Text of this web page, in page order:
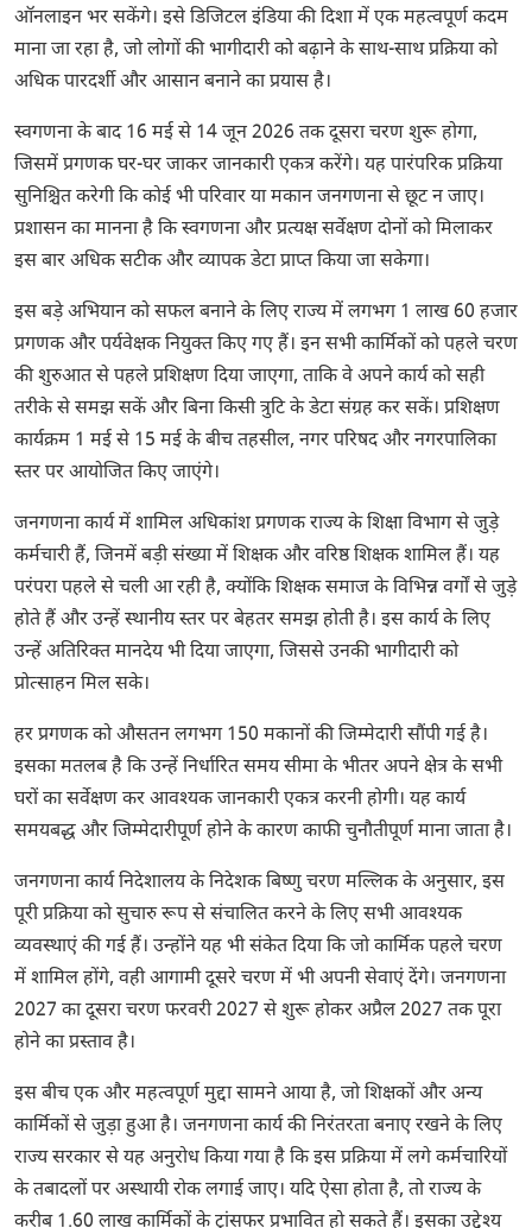
ऑनलाइन भर सकेंगे। इसे डिजिटल इंडिया की दिशा में एक महत्वपूर्ण कदम
माना जा रहा है, जो लोगों की भागीदारी को बढ़ाने के साथ-साथ प्रक्रिया को
अधिक पारदर्शी और आसान बनाने का प्रयास है।
स्वगणना के बाद 16 मई से 14 जून 2026 तक दूसरा चरण शुरू होगा,
जिसमें प्रगणक घर-घर जाकर जानकारी एकत्र करेंगे। यह पारंपरिक प्रक्रिया
सुनिश्चित करेगी कि कोई भी परिवार या मकान जनगणना से छूट न जाए।
प्रशासन का मानना है कि स्वगणना और प्रत्यक्ष सर्वेक्षण दोनों को मिलाकर
इस बार अधिक सटीक और व्यापक डेटा प्राप्त किया जा सकेगा।
इस बड़े अभियान को सफल बनाने के लिए राज्य में लगभग 1 लाख 60 हजार
प्रगणक और पर्यवेक्षक नियुक्त किए गए हैं। इन सभी कार्मिकों को पहले चरण
की शुरुआत से पहले प्रशिक्षण दिया जाएगा, ताकि वे अपने कार्य को सही
तरीके से समझ सकें और बिना किसी त्रुटि के डेटा संग्रह कर सकें। प्रशिक्षण
कार्यक्रम 1 मई से 15 मई के बीच तहसील, नगर परिषद और नगरपालिका
स्तर पर आयोजित किए जाएंगे।
जनगणना कार्य में शामिल अधिकांश प्रगणक राज्य के शिक्षा विभाग से जुड़े
कर्मचारी हैं, जिनमें बड़ी संख्या में शिक्षक और वरिष्ठ शिक्षक शामिल हैं। यह
परंपरा पहले से चली आ रही है, क्योंकि शिक्षक समाज के विभिन्न वर्गों से जुड़े
होते हैं और उन्हें स्थानीय स्तर पर बेहतर समझ होती है। इस कार्य के लिए
उन्हें अतिरिक्त मानदेय भी दिया जाएगा, जिससे उनकी भागीदारी को
प्रोत्साहन मिल सके।
हर प्रगणक को औसतन लगभग 150 मकानों की जिम्मेदारी सौंपी गई है।
इसका मतलब है कि उन्हें निर्धारित समय सीमा के भीतर अपने क्षेत्र के सभी
घरों का सर्वेक्षण कर आवश्यक जानकारी एकत्र करनी होगी। यह कार्य
समयबद्ध और जिम्मेदारीपूर्ण होने के कारण काफी चुनौतीपूर्ण माना जाता है।
जनगणना कार्य निदेशालय के निदेशक बिष्णु चरण मल्लिक के अनुसार, इस
पूरी प्रक्रिया को सुचारु रूप से संचालित करने के लिए सभी आवश्यक
व्यवस्थाएं की गई हैं। उन्होंने यह भी संकेत दिया कि जो कार्मिक पहले चरण
में शामिल होंगे, वही आगामी दूसरे चरण में भी अपनी सेवाएं देंगे। जनगणना
2027 का दूसरा चरण फरवरी 2027 से शुरू होकर अप्रैल 2027 तक पूरा
होने का प्रस्ताव है।
इस बीच एक और महत्वपूर्ण मुद्दा सामने आया है, जो शिक्षकों और अन्य
कार्मिकों से जुड़ा हुआ है। जनगणना कार्य की निरंतरता बनाए रखने के लिए
राज्य सरकार से यह अनुरोध किया गया है कि इस प्रक्रिया में लगे कर्मचारियों
के तबादलों पर अस्थायी रोक लगाई जाए। यदि ऐसा होता है, तो राज्य के
करीब 1.60 लाख कार्मिकों के ट्रांसफर प्रभावित हो सकते हैं। इसका उद्देश्य